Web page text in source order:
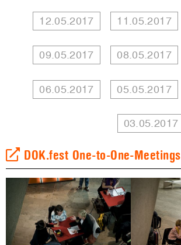
12.05.2017 11.05.2017
09.05.2017 08.05.2017
06.05.2017 05.05.2017
03.05.2017
DOK.fest One-to-One-Meetings